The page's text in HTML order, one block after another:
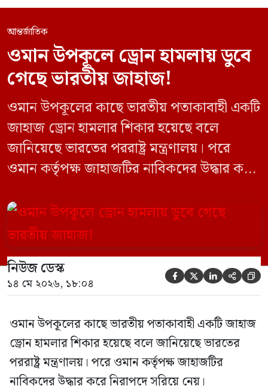
আন্তর্জাতিক
ওমান উপকূলে ড্রোন হামলায় ডুবে
গেছে ভারতীয় জাহাজ!
ওমান উপকূলের কাছে ভারতীয় পতাকাবাহী একটি
জাহাজ ড্রোন হামলার শিকার হয়েছে বলে
জানিয়েছে ভারতের পররাষ্ট্র মন্ত্রণালয়। পরে
ওমান কর্তৃপক্ষ জাহাজটির নাবিকদের উদ্ধার করে
পর সাগরে পুরোপুরি ডুবে যায় ওই জাহাজটি।
‘এমএসভি হাজি আলি’ (Haji Ali) নামের
কার্গো শিপের উপর এই হামলার ঘটনায় তীব্র
উদ্বেগ প্রকাশ করেছে নয়াদিল্লি। প্রাথমিক […]
নিউজ ডেস্ক
১৪ মে ২০২৬, ১৮:০৪     
ওমান উপকূলের কাছে ভারতীয় পতাকাবাহী একটি জাহাজ
ড্রোন হামলার শিকার হয়েছে বলে জানিয়েছে ভারতের
পররাষ্ট্র মন্ত্রণালয়। পরে ওমান কর্তৃপক্ষ জাহাজটির
নাবিকদের উদ্ধার করে নিরাপদে সরিয়ে নেয়।